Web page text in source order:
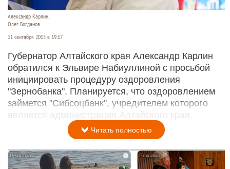
Александр Карлин.
Олег Богданов
11 сентября 2015 в 19:17
Губернатор Алтайского края Александр Карлин
обратился к Эльвире Набиуллиной с просьбой
инициировать процедуру оздоровления
"Зернобанка". Планируется, что оздоровлением
займется "Сибсоцбанк", учредителем которого
является администрация Алтайского края.
Читать полностью
i